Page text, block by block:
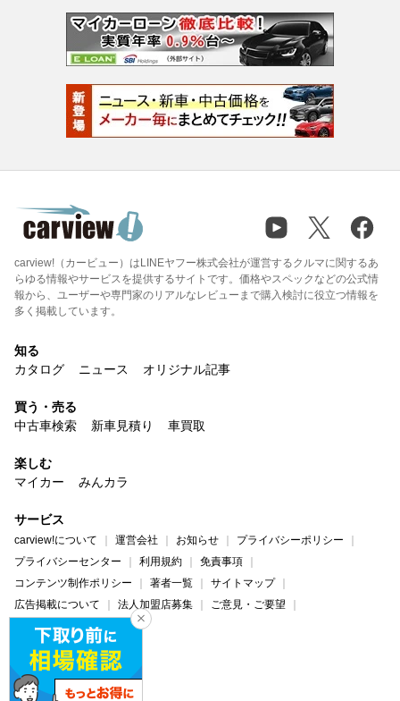
carview!（カービュー）はLINEヤフー株式会社が運営するクルマに関するあ
らゆる情報やサービスを提供するサイトです。価格やスペックなどの公式情
報から、ユーザーや専門家のリアルなレビューまで購入検討に役立つ情報を
多く掲載しています。
知る
カタログ
ニュース オリジナル記事
買う・売る
中古車検索
新車見積り 車買取
楽しむ
マイカー
みんカラ
サービス
carview!について 運営会社 お知らせ
プライバシーポリシー
プライバシーセンター
利用規約
免責事項
コンテンツ制作ポリシー
著者一覧
サイトマップ
広告掲載について
法人加盟店募集
ご意見・ご要望
ヘルプ・お問い合わせ
carview! Yahoo! JAPAN